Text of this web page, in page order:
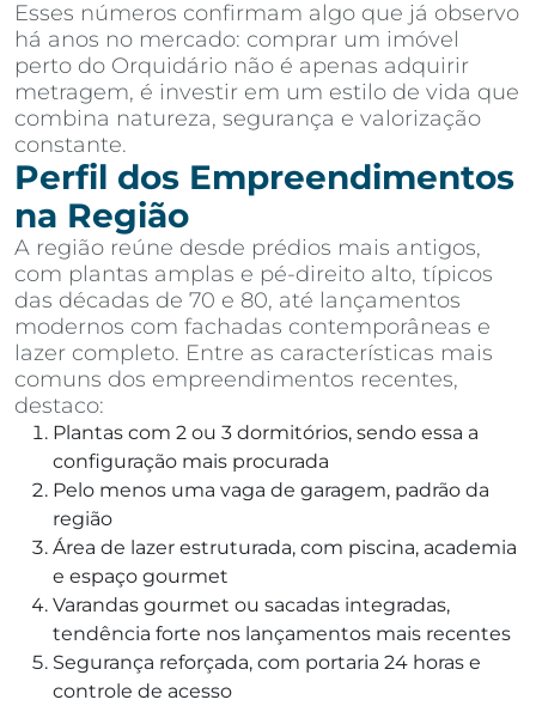
Esses números confirmam algo que já observo
há anos no mercado: comprar um imóvel
perto do Orquidário não é apenas adquirir
metragem, é investir em um estilo de vida que
combina natureza, segurança e valorização
constante.
Perfil dos Empreendimentos
na Região
A região reúne desde prédios mais antigos,
com plantas amplas e pé-direito alto, típicos
das décadas de 70 e 80, até lançamentos
modernos com fachadas contemporâneas e
lazer completo. Entre as características mais
comuns dos empreendimentos recentes,
destaco:
Plantas com 2 ou 3 dormitórios, sendo essa a
configuração mais procurada
Pelo menos uma vaga de garagem, padrão da
região
Área de lazer estruturada, com piscina, academia
e espaço gourmet
Varandas gourmet ou sacadas integradas,
tendência forte nos lançamentos mais recentes
Segurança reforçada, com portaria 24 horas e
controle de acesso